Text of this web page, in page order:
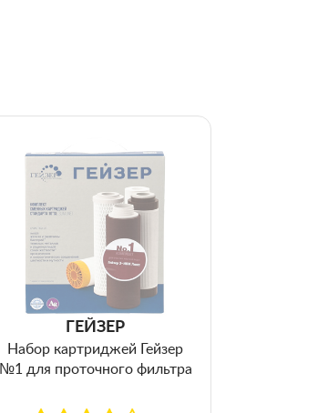
ГЕЙЗЕР
Набор картриджей Гейзер
№1 для проточного фильтра